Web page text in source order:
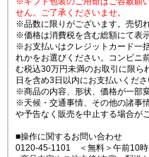
せん。ご了承くださいませ。
※品数に限りがございます。売切
※価格は消費税を含む総額にて表
※お支払いはクレジットカード一
れかをお選びください。コンビニ
む税込30万円未満のお取引に限ら
日を含め3日以内にお支払いくださ
※商品の内容、形状、価格が一部
※天候・交通事情、その他の諸事
や予告なく販売を中止する場合が
■操作に関するお問い合わせ
0120-45-1101 ＜無料＞午前10時